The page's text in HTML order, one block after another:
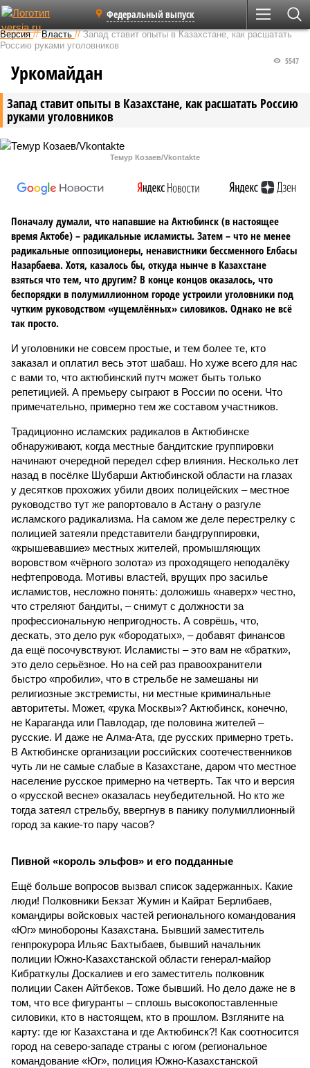
Федеральный выпуск
Версия //Власть //Запад ставит опыты в Казахстане, как расшатать
Россию руками уголовников
Запад ставит опыты в Казахстане, как расшатать Россию
руками уголовников
5547
Уркомайдан
Темур Козаев/Vkontakte
Поначалу думали, что напавшие на Актюбинск (в настоящее
время Актобе) – радикальные исламисты. Затем – что не менее
радикальные оппозиционеры, ненавистники бессменного Елбасы
Назарбаева. Хотя, казалось бы, откуда нынче в Казахстане
взяться что тем, что другим? В конце концов оказалось, что
беспорядки в полумиллионном городе устроили уголовники под
чутким руководством «ущемлённых» силовиков. Однако не всё
так просто.
И уголовники не совсем простые, и тем более те, кто
заказал и оплатил весь этот шабаш. Но хуже всего для нас
с вами то, что актюбинский путч может быть только
репетицией. А премьеру сыграют в России по осени. Что
примечательно, примерно тем же составом участников.
Традиционно исламских радикалов в Актюбинске
обнаруживают, когда местные бандитские группировки
начинают очередной передел сфер влияния. Несколько лет
назад в посёлке Шубарши Актюбинской области на глазах
у десятков прохожих убили двоих полицейских – местное
руководство тут же рапортовало в Астану о разгуле
исламского радикализма. На самом же деле перестрелку с
полицией затеяли представители бандгруппировки,
«крышевавшие» местных жителей, промышляющих
воровством «чёрного золота» из проходящего неподалёку
нефтепровода. Мотивы властей, врущих про засилье
исламистов, несложно понять: доложишь «наверх» честно,
что стреляют бандиты, – снимут с должности за
профессиональную непригодность. А соврёшь, что,
дескать, это дело рук «бородатых», – добавят финансов
да ещё посочувствуют. Исламисты – это вам не «братки»,
это дело серьёзное. Но на сей раз правоохранители
быстро «пробили», что в стрельбе не замешаны ни
религиозные экстремисты, ни местные криминальные
авторитеты. Может, «рука Москвы»? Актюбинск, конечно,
не Караганда или Павлодар, где половина жителей –
русские. И даже не Алма-Ата, где русских примерно треть.
В Актюбинске организации российских соотечественников
чуть ли не самые слабые в Казахстане, даром что местное
население русское примерно на четверть. Так что и версия
о «русской весне» оказалась неубедительной. Но кто же
тогда затеял стрельбу, ввергнув в панику полумиллионный
город за какие-то пару часов?
Пивной «король эльфов» и его подданные
Ещё больше вопросов вызвал список задержанных. Какие
люди! Полковники Бекзат Жумин и Кайрат Берлибаев,
командиры войсковых частей регионального командования
«Юг» минобороны Казахстана. Бывший заместитель
генпрокурора Ильяс Бахтыбаев, бывший начальник
полиции Южно-Казахстанской области генерал-майор
Кибраткулы Доскалиев и его заместитель полковник
полиции Сакен Айтбеков. Тоже бывший. Но дело даже не в
том, что все фигуранты – сплошь высокопоставленные
силовики, кто в настоящем, кто в прошлом. Взгляните на
карту: где юг Казахстана и где Актюбинск?! Как соотносится
город на северо-западе страны с югом (региональное
командование «Юг», полиция Южно-Казахстанской